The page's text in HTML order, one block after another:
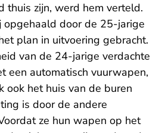
thuis zijn, werd hem verteld.
opgehaald door de 25-jarige
plan in uitvoering gebracht.
van de 24-jarige verdachte
een automatisch vuurwapen,
ook het huis van de buren
is door de andere
ze hun wapen op het